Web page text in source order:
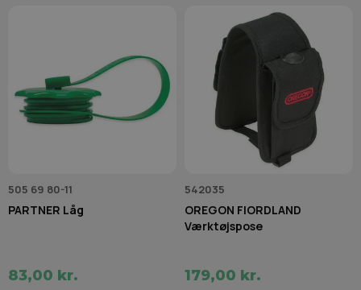
505 69 80-11
PARTNER Låg
83,00 kr.
542035
OREGON FIORDLAND
Værktøjspose
179,00 kr.